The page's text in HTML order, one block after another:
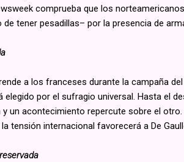
comprueba que los
de tener pesadillas– por la presencia de
a los franceses durante la campaña
elegido por el sufragio universal. Hasta el
un acontecimiento repercute sobre el
tensión internacional favorecerá a De